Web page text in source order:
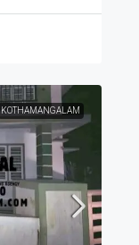
KOTHAMANGALAM